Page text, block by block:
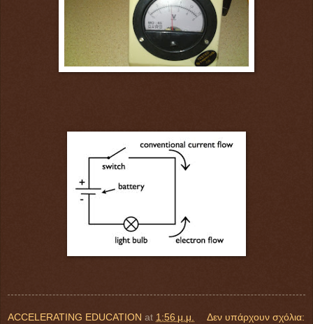
ACCELERATING EDUCATION at 1:56 μ.μ. Δεν υπάρχουν σχόλια: